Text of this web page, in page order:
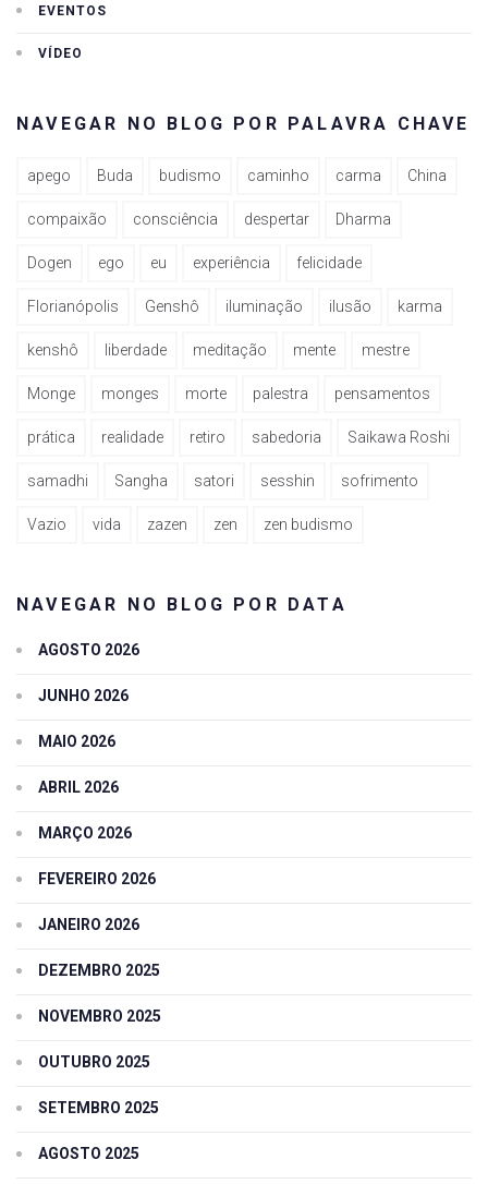
EVENTOS
VÍDEO
NAVEGAR NO BLOG POR PALAVRA CHAVE
apego Buda budismo caminho carma China
compaixão consciência despertar Dharma
Dogen ego eu experiência felicidade
Florianópolis Genshô iluminação ilusão karma
kenshô liberdade meditação mente mestre
Monge monges morte palestra pensamentos
prática realidade retiro sabedoria Saikawa Roshi
samadhi Sangha satori sesshin sofrimento
Vazio vida zazen zen zen budismo
NAVEGAR NO BLOG POR DATA
AGOSTO 2026
JUNHO 2026
MAIO 2026
ABRIL 2026
MARÇO 2026
FEVEREIRO 2026
JANEIRO 2026
DEZEMBRO 2025
NOVEMBRO 2025
OUTUBRO 2025
SETEMBRO 2025
AGOSTO 2025